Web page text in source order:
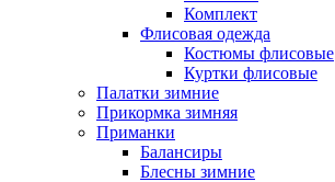
Комплект
Флисовая одежда
Костюмы флисовые
Куртки флисовые
Палатки зимние
Прикормка зимняя
Приманки
Балансиры
Блесны зимние